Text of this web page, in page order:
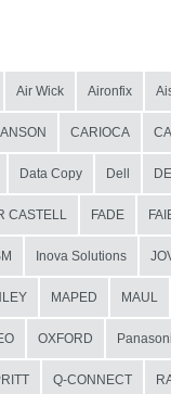
Air Wick Aironfix
CARIOCA
Data Copy Dell
CASTELL FADE
Inova Solutions
MAPED MAUL
OXFORD
Q-CONNECT